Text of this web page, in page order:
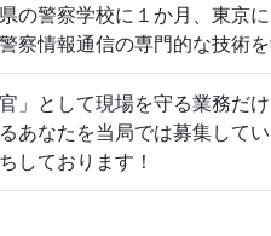
の警察学校に１か月、東京
察情報通信の専門的な技術
」として現場を守る業務だ
あなたを当局では募集してい
しております！